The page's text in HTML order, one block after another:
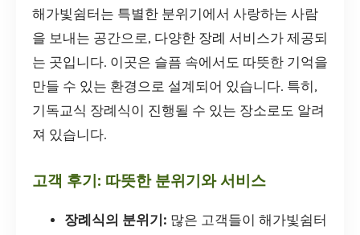
해가빛쉼터는 특별한 분위기에서 사랑하는 사람
을 보내는 공간으로, 다양한 장례 서비스가 제공되
는 곳입니다. 이곳은 슬픔 속에서도 따뜻한 기억을
만들 수 있는 환경으로 설계되어 있습니다. 특히,
기독교식 장례식이 진행될 수 있는 장소로도 알려
져 있습니다.
고객 후기: 따뜻한 분위기와 서비스
장례식의 분위기: 많은 고객들이 해가빛쉼터